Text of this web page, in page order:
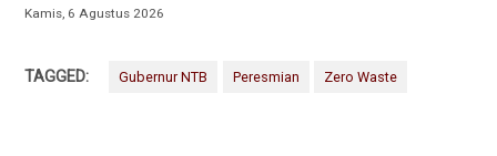
Kamis, 6 Agustus 2026
TAGGED: Gubernur NTB Peresmian Zero Waste